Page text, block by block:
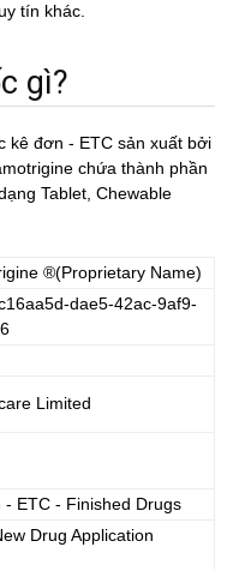
tín khác.
gì?
kê đơn - ETC sản xuất bởi
chứa thành phần
Tablet, Chewable
®(Proprietary Name)
dae5-42ac-9af9-
Limited
ETC - Finished Drugs
Drug Application